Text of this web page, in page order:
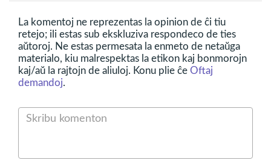
ŝanĝi tiun sanstaton nek doni opciojn por kuracado.
La sento de senpoveco povas tiumomente elĉerpi
nian Animon.
La komentoj ne reprezentas la opinion de ĉi tiu
retejo; ili estas sub ekskluziva respondeco de ties
aŭtoroj. Ne estas permesata la enmeto de netaŭga
materialo, kiu malrespektas la etikon kaj bonmorojn
kaj/aŭ la rajtojn de aliuloj. Konu plie ĉe Oftaj
demandoj.